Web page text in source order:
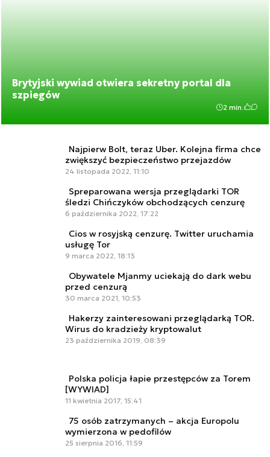
Brytyjski wywiad otwiera sekretny portal dla
szpiegów
2 min.
Najpierw Bolt, teraz Uber. Kolejna firma chce
zwiększyć bezpieczeństwo przejazdów
24 listopada 2022, 11:10
Spreparowana wersja przeglądarki TOR
śledzi Chińczyków obchodzących cenzurę
6 października 2022, 17:22
Cios w rosyjską cenzurę. Twitter uruchamia
usługę Tor
9 marca 2022, 18:13
Obywatele Mjanmy uciekają do dark webu
przed cenzurą
30 marca 2021, 10:53
Hakerzy zainteresowani przeglądarką TOR.
Wirus do kradzieży kryptowalut
23 października 2019, 08:39
Polska policja łapie przestępców za Torem
[WYWIAD]
11 kwietnia 2017, 15:41
75 osób zatrzymanych – akcja Europolu
wymierzona w pedofilów
25 sierpnia 2016, 11:59